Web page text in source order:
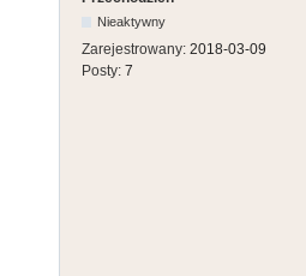
Nieaktywny
Zarejestrowany: 2018-03-09
Posty: 7